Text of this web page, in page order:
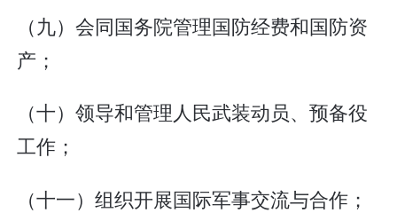
（九）会同国务院管理国防经费和国防资
产；
（十）领导和管理人民武装动员、预备役
工作；
（十一）组织开展国际军事交流与合作；